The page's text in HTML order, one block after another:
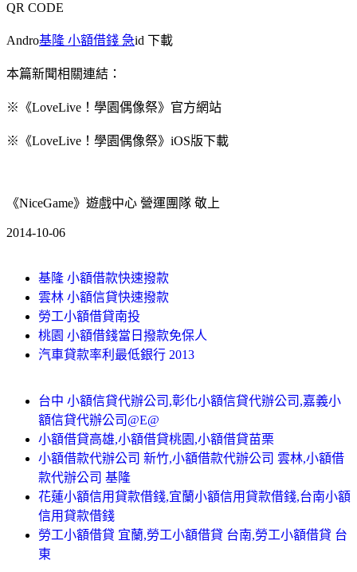
QR CODE
Andro基隆 小額借錢 急id 下載
本篇新聞相關連結：
※《LoveLive！學園偶像祭》官方網站
※《LoveLive！學園偶像祭》iOS版下載
《NiceGame》遊戲中心 營運團隊 敬上
2014-10-06
基隆 小額借款快速撥款
雲林 小額信貸快速撥款
勞工小額借貸南投
桃園 小額借錢當日撥款免保人
汽車貸款率利最低銀行 2013
台中 小額信貸代辦公司,彰化小額信貸代辦公司,嘉義小
額信貸代辦公司@E@
小額借貸高雄,小額借貸桃園,小額借貸苗栗
小額借款代辦公司 新竹,小額借款代辦公司 雲林,小額借
款代辦公司 基隆
花蓮小額信用貸款借錢,宜蘭小額信用貸款借錢,台南小額
信用貸款借錢
勞工小額借貸 宜蘭,勞工小額借貸 台南,勞工小額借貸 台
東